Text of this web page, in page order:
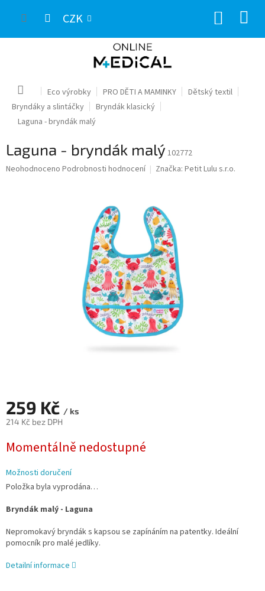
CZK
Domů Eco výrobky PRO DĚTI A MAMINKY
Dětský textil
Bryndáky a slintáčky
Bryndák klasický
Laguna - bryndák malý
Laguna - bryndák malý 102772
Průměrné
Neohodnoceno Podrobnosti hodnocení Značka: Petit Lulu s.r.o.
259 Kč / ks
214 Kč bez DPH
cena:
Momentálně nedostupné
Možnosti doručení
Položka byla vyprodána…
Bryndák malý - Laguna
Nepromokavý bryndák s kapsou se zapínáním na patentky. Ideální
pomocník pro malé jedlíky.
Detailní informace